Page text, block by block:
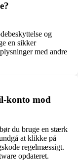
og
en sikker
med andre
konto mod
du bruge en stærk
at klikke på
regelmæssigt.
opdateret.